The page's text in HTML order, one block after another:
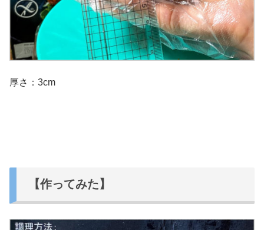
厚さ：3cm
【作ってみた】